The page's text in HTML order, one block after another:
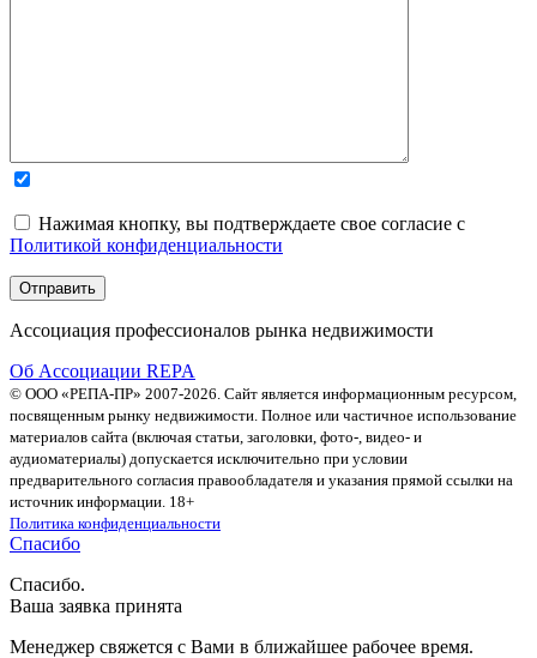
Нажимая кнопку, вы подтверждаете свое согласие с
Политикой конфиденциальности
Ассоциация профессионалов рынка недвижимости
Об Ассоциации REPA
© ООО «РЕПА-ПР» 2007-2026. Сайт является информационным ресурсом,
посвященным рынку недвижимости. Полное или частичное использование
материалов сайта (включая статьи, заголовки, фото-, видео- и
аудиоматериалы) допускается исключительно при условии
предварительного согласия правообладателя и указания прямой ссылки на
источник информации. 18+
Политика конфиденциальности
Спасибо
Спасибо.
Ваша заявка принята
Менеджер свяжется с Вами в ближайшее рабочее время.